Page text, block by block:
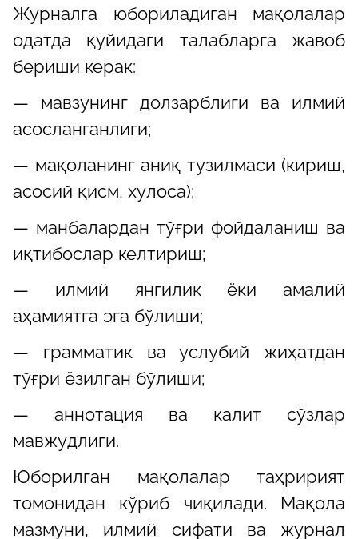
Журналга юбориладиган мақолалар
одатда қуйидаги талабларга жавоб
бериши керак:
— мавзунинг долзарблиги ва илмий
асосланганлиги;
— мақоланинг аниқ тузилмаси (кириш,
асосий қисм, хулоса);
— манбалардан тўғри фойдаланиш ва
иқтибослар келтириш;
— илмий янгилик ёки амалий
аҳамиятга эга бўлиши;
— грамматик ва услубий жиҳатдан
тўғри ёзилган бўлиши;
— аннотация ва калит сўзлар
мавжудлиги.
Юборилган мақолалар таҳририят
томонидан кўриб чиқилади. Мақола
мазмуни, илмий сифати ва журнал